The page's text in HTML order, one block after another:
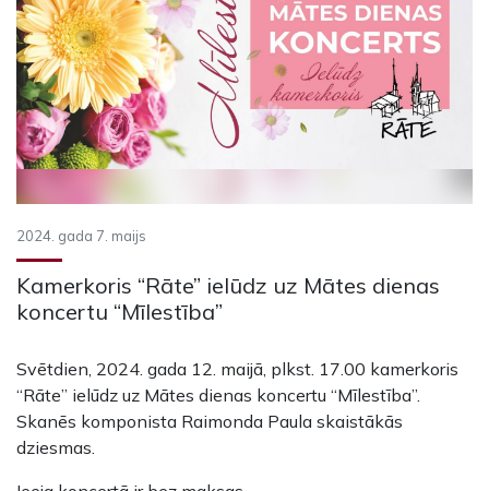
2024. gada 7. maijs
Kamerkoris “Rāte” ielūdz uz Mātes dienas
koncertu “Mīlestība”
Svētdien, 2024. gada 12. maijā, plkst. 17.00 kamerkoris
“Rāte” ielūdz uz Mātes dienas koncertu “Mīlestība”.
Skanēs komponista Raimonda Paula skaistākās
dziesmas.